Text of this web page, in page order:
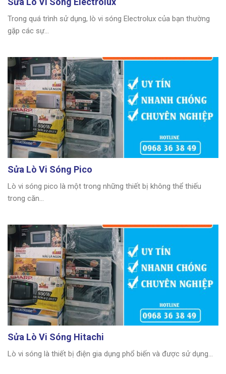
Trong quá trình sử dụng, lò vi sóng Electrolux của bạn thường
gặp các sự...
Sửa Lò Vi Sóng Pico
Lò vi sóng pico là một trong những thiết bị không thể thiếu
trong căn...
Sửa Lò Vi Sóng Hitachi
Lò vi sóng là thiết bị điện gia dụng phổ biến và được sử dụng...